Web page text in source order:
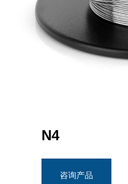
N4
咨询产品